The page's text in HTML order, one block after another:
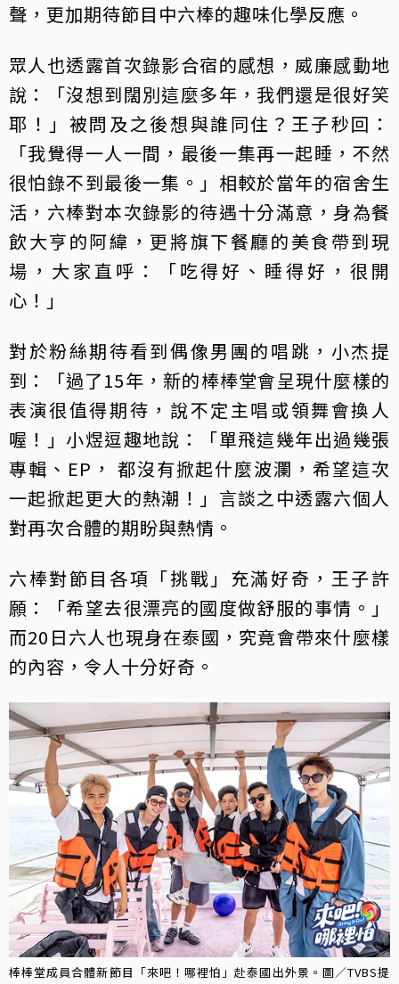
聲，更加期待節目中六棒的趣味化學反應。
眾人也透露首次錄影合宿的感想，威廉感動地
說：「沒想到闊別這麼多年，我們還是很好笑
耶！」被問及之後想與誰同住？王子秒回：
「我覺得一人一間，最後一集再一起睡，不然
很怕錄不到最後一集。」相較於當年的宿舍生
活，六棒對本次錄影的待遇十分滿意，身為餐
飲大亨的阿緯，更將旗下餐廳的美食帶到現
場，大家直呼：「吃得好、睡得好，很開
心！」
對於粉絲期待看到偶像男團的唱跳，小杰提
到：「過了15年，新的棒棒堂會呈現什麼樣的
表演很值得期待，說不定主唱或領舞會換人
喔！」小煜逗趣地說：「單飛這幾年出過幾張
專輯、EP， 都沒有掀起什麼波瀾，希望這次
一起掀起更大的熱潮！」言談之中透露六個人
對再次合體的期盼與熱情。
六棒對節目各項「挑戰」充滿好奇，王子許
願：「希望去很漂亮的國度做舒服的事情。」
而20日六人也現身在泰國，究竟會帶來什麼樣
的內容，令人十分好奇。
棒棒堂成員合體新節目「來吧！哪裡怕」赴泰國出外景。圖／TVBS提